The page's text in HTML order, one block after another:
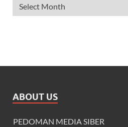
ABOUT US
PEDOMAN MEDIA SIBER